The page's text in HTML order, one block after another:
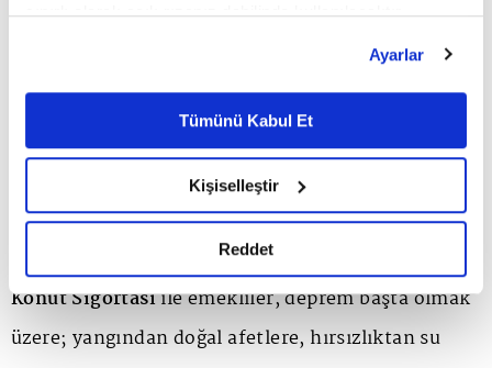
sınırlı olarak açık rızanız dahilinde kullanılacaktır.
belirleyebilirsiniz. Çerezlere ilişkin detaylı bilgi için
Ayarlar butonuna tıklayabilir,Çerez Bilgilendirme
Metnimizi ziyaret edebilirsiniz.
6698 sayılı Kişisel Verilerin Korunması Kanunu uyarınca
okumak ve sitemizi ziyaretiniz kapsamında
gerçekleştirilen veri işleme faaliyetleri ile ilgili daha
detaylı bilgi almak için lütfentıklayınız.
Ayarlar
Tümünü Kabul Et
Kişiselleştir
Reddet
emeklilerine; limitsiz yatarak tedavi ve ayakta
tedavi teminatlarına ek olarak; göz muayene ve diş
sağlığı tarama paketi, check-up, online doktor
muayene hizmeti ve daha birçok ayrıcalığı içeren
kapsamlıAsistans Hizmet Paketide sunuluyor.
Konut Sigortasıile emekliler, deprem başta olmak
üzere; yangından doğal afetlere, hırsızlıktan su